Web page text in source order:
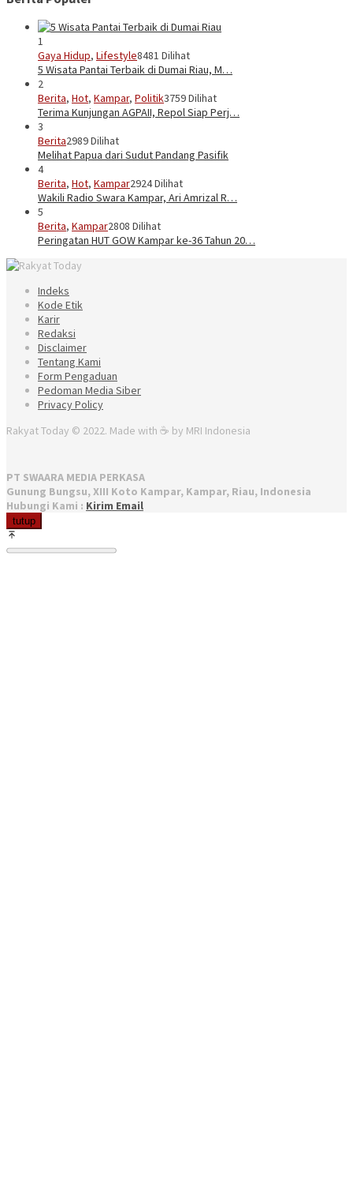
1
Gaya Hidup, Lifestyle8481 Dilihat
5 Wisata Pantai Terbaik di Dumai Riau, M…
2
Berita, Hot, Kampar, Politik3759 Dilihat
Terima Kunjungan AGPAII, Repol Siap Perj…
3
Berita2989 Dilihat
Melihat Papua dari Sudut Pandang Pasifik
4
Berita, Hot, Kampar2924 Dilihat
Wakili Radio Swara Kampar, Ari Amrizal R…
5
Berita, Kampar2808 Dilihat
Peringatan HUT GOW Kampar ke-36 Tahun 20…
Indeks
Kode Etik
Karir
Redaksi
Disclaimer
Tentang Kami
Form Pengaduan
Pedoman Media Siber
Privacy Policy
Rakyat Today © 2022. Made with ☕ by MRI Indonesia
PT SWAARA MEDIA PERKASA
Gunung Bungsu, XIII Koto Kampar, Kampar, Riau, Indonesia
Hubungi Kami : Kirim Email
tutup